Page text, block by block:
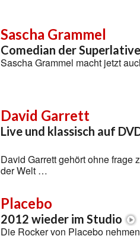
Sascha Grammel
Comedian der Superlative
Sascha Grammel macht jetzt
David Garrett
Live und klassisch auf
David Garrett gehört ohne frage
der Welt …
Placebo
2012 wieder im Studio
Die Rocker von Placebo